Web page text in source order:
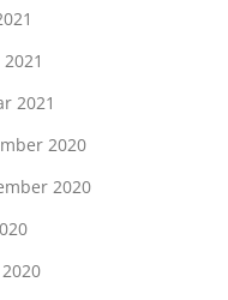
2021
2020
2020